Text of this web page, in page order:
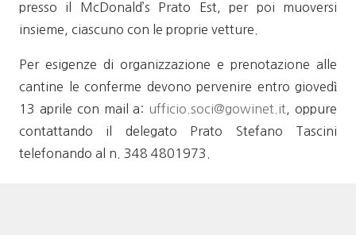
presso il McDonald’s Prato Est, per poi muoversi
insieme, ciascuno con le proprie vetture.
Per esigenze di organizzazione e prenotazione alle
cantine le conferme devono pervenire entro giovedì
13 aprile con mail a: ufficio.soci@gowinet.it , oppure
contattando il delegato Prato Stefano Tascini
telefonando al n. 348 4801973.